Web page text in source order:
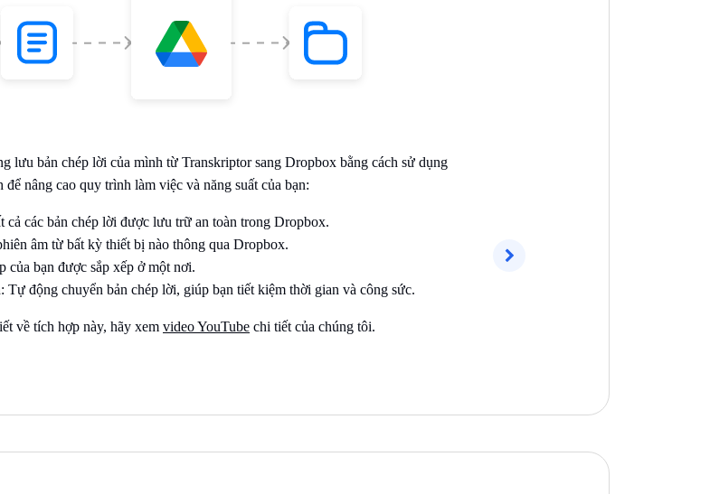
lưu bản chép lời của mình từ Transkriptor sang Dropbox bằng cách sử dụng
nâng cao quy trình làm việc và năng suất của bạn:
cả các bản chép lời được lưu trữ an toàn trong Dropbox.
âm từ bất kỳ thiết bị nào thông qua Dropbox.
của bạn được sắp xếp ở một nơi.
Tự động chuyển bản chép lời, giúp bạn tiết kiệm thời gian và công sức.
về tích hợp này, hãy xem video YouTube chi tiết của chúng tôi.